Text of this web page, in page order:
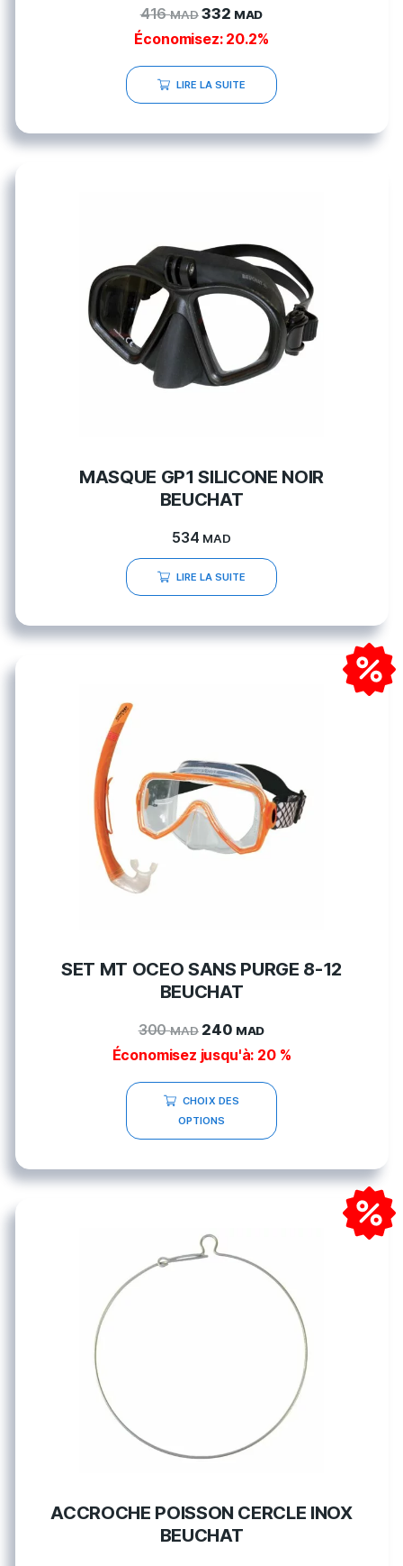
416MAD 332 MAD
Économisez: 20.2%
LIRE LA SUITE
MASQUE GP1 SILICONE NOIR
BEUCHAT
534 MAD
LIRE LA SUITE
SET MT OCEO SANS PURGE 8-12
BEUCHAT
300MAD 240 MAD
Économisez jusqu'à: 20 %
CHOIX DES
OPTIONS
ACCROCHE POISSON CERCLE INOX
BEUCHAT